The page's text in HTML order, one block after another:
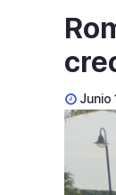
Junio